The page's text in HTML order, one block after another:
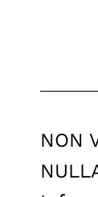
NON